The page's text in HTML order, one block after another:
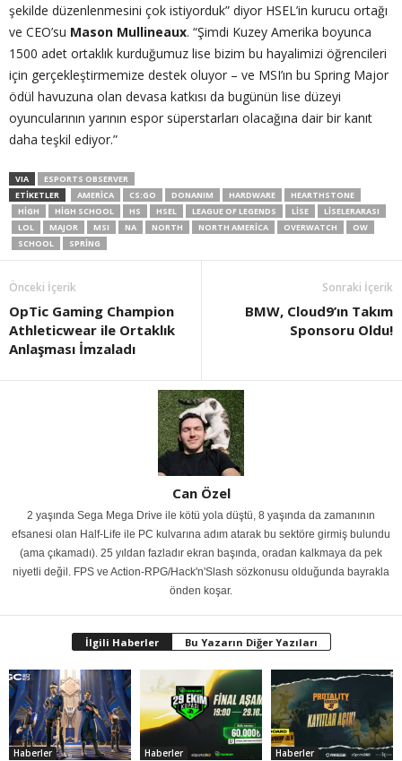
şekilde düzenlenmesini çok istiyorduk” diyor HSEL’in kurucu ortağı
ve CEO’su Mason Mullineaux. “Şimdi Kuzey Amerika boyunca
1500 adet ortaklık kurduğumuz lise bizim bu hayalimizi öğrencileri
için gerçekleştirmemize destek oluyor – ve MSI’ın bu Spring Major
ödül havuzuna olan devasa katkısı da bugünün lise düzeyi
oyuncularının yarının espor süperstarları olacağına dair bir kanıt
daha teşkil ediyor.”
VIA
ESPORTS OBSERVER
ETIKETLER
AMERICA CS:GO DONANIM HARDWARE
HEARTHSTONE
HIGH
HIGH SCHOOL HS HSEL LEAGUE OF LEGENDS LISE
LISELERARASI
LOL
MAJOR MSI NA NORTH NORTH AMERICA OVERWATCH
OW
SCHOOL
SPRING
Önceki İçerik
OpTic Gaming Champion
Athleticwear ile Ortaklık
Anlaşması İmzaladı
Sonraki İçerik
BMW, Cloud9’ın Takım
Sponsoru Oldu!
Can Özel
2 yaşında Sega Mega Drive ile kötü yola düştü, 8 yaşında da zamanının
efsanesi olan Half-Life ile PC kulvarına adım atarak bu sektöre girmiş bulundu
(ama çıkamadı). 25 yıldan fazladır ekran başında, oradan kalkmaya da pek
niyetli değil. FPS ve Action-RPG/Hack'n'Slash sözkonusu olduğunda bayrakla
önden koşar.
İlgili Haberler Bu Yazarın Diğer Yazıları
Haberler Haberler Haberler